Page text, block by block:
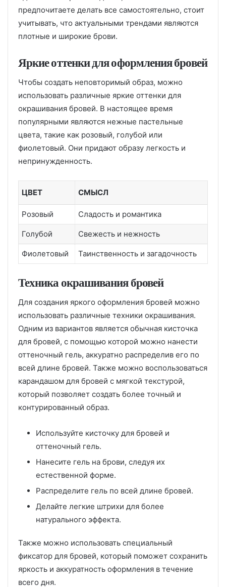
предпочитаете делать все самостоятельно, стоит
учитывать, что актуальными трендами являются
плотные и широкие брови.
Яркие оттенки для оформления бровей
Чтобы создать неповторимый образ, можно
использовать различные яркие оттенки для
окрашивания бровей. В настоящее время
популярными являются нежные пастельные
цвета, такие как розовый, голубой или
фиолетовый. Они придают образу легкость и
непринужденность.
ЦВЕТ СМЫСЛ
Розовый Сладость и романтика
Голубой Свежесть и нежность
Фиолетовый Таинственность и загадочность
Техника окрашивания бровей
Для создания яркого оформления бровей можно
использовать различные техники окрашивания.
Одним из вариантов является обычная кисточка
для бровей, с помощью которой можно нанести
оттеночный гель, аккуратно распределив его по
всей длине бровей. Также можно воспользоваться
карандашом для бровей с мягкой текстурой,
который позволяет создать более точный и
контурированный образ.
Используйте кисточку для бровей и
оттеночный гель.
Нанесите гель на брови, следуя их
естественной форме.
Распределите гель по всей длине бровей.
Делайте легкие штрихи для более
натурального эффекта.
Также можно использовать специальный
фиксатор для бровей, который поможет сохранить
яркость и аккуратность оформления в течение
всего дня.